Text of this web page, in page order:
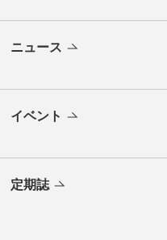
ニュース
イベント
定期誌